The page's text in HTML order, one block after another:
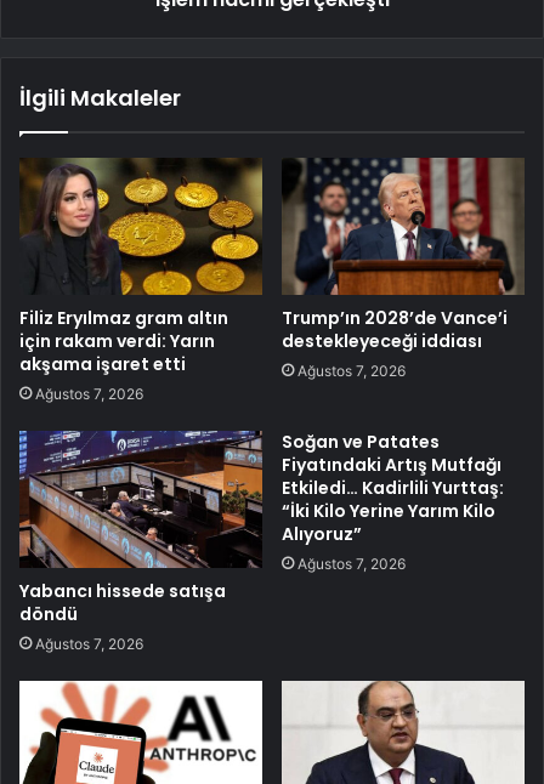
İlgili Makaleler
Filiz Eryılmaz gram altın
için rakam verdi: Yarın
akşama işaret etti
Ağustos 7, 2026
Trump’ın 2028’de Vance’i
destekleyeceği iddiası
Ağustos 7, 2026
Yabancı hissede satışa
döndü
Ağustos 7, 2026
Soğan ve Patates
Fiyatındaki Artış Mutfağı
Etkiledi… Kadirlili Yurttaş:
“İki Kilo Yerine Yarım Kilo
Alıyoruz”
Ağustos 7, 2026